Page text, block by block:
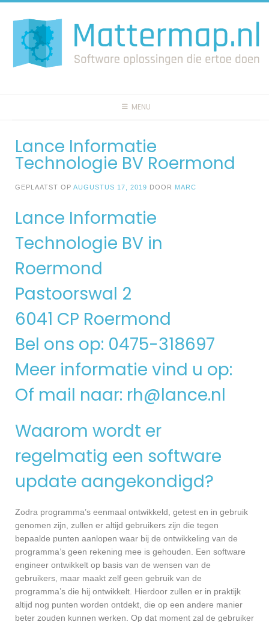
naar
inhoud
MENU
Lance Informatie
Technologie BV Roermond
GEPLAATST OP AUGUSTUS 17, 2019 DOOR MARC
Lance Informatie
Technologie BV in
Roermond
Pastoorswal 2
6041 CP Roermond
Bel ons op: 0475-318697
Meer informatie vind u op:
Of mail naar: rh@lance.nl
Waarom wordt er
regelmatig een software
update aangekondigd?
Zodra programma’s eenmaal ontwikkeld, getest en in gebruik
genomen zijn, zullen er altijd gebruikers zijn die tegen
bepaalde punten aanlopen waar bij de ontwikkeling van de
programma’s geen rekening mee is gehouden. Een software
engineer ontwikkelt op basis van de wensen van de
gebruikers, maar maakt zelf geen gebruik van de
programma’s die hij ontwikkelt. Hierdoor zullen er in praktijk
altijd nog punten worden ontdekt, die op een andere manier
beter zouden kunnen werken. Op dat moment zal de gebruiker